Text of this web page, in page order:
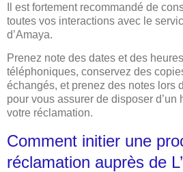
Il est fortement recommandé de
toutes vos interactions avec le
d’Amaya.
Prenez note des dates et des
téléphoniques, conservez des
échangés, et prenez des notes lors
pour vous assurer de disposer d’un
votre réclamation.
Comment initier une
réclamation auprès de